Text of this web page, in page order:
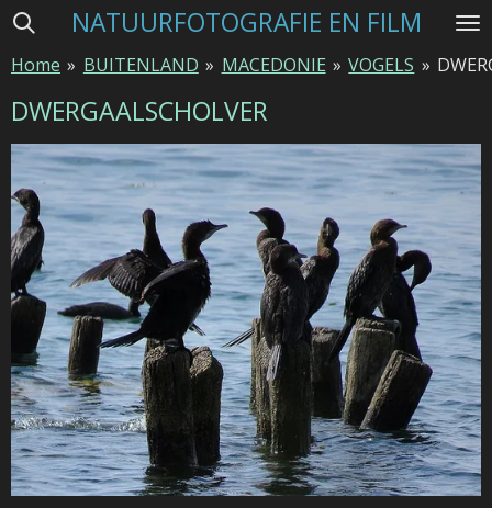
Ga
naar
de
NATUURFOTOGRAFIE EN FILM
Home » BUITENLAND » MACEDONIE » VOGELS »
DWERGAALSCHOLVER